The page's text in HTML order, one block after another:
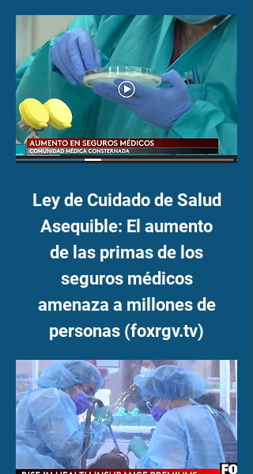
Ley de Cuidado de Salud
Asequible: El aumento
de las primas de los
seguros médicos
amenaza a millones de
personas (foxrgv.tv)